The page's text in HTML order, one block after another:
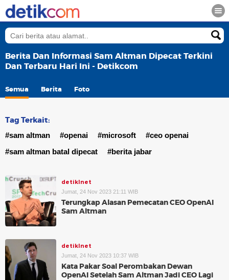
Berita Dan Informasi Sam Altman Dipecat Terkini
Dan Terbaru Hari Ini - Detikcom
Semua Berita Foto
Tag Terkait:
#sam altman #openai #microsoft
#ceo openai
#sam altman batal dipecat
#berita jabar
detikInet
Jumat, 24 Nov 2023 21:11 WIB
Terungkap Alasan Pemecatan CEO OpenAI
Sam Altman
detikInet
Jumat, 24 Nov 2023 10:37 WIB
Kata Pakar Soal Perombakan Dewan
OpenAI Setelah Sam Altman Jadi CEO Lagi